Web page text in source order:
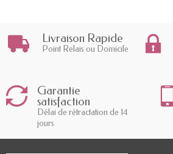
Livraison Rapide
Point Relais ou Domicile
Garantie
satisfaction
Délai de rétractation de 14
jours